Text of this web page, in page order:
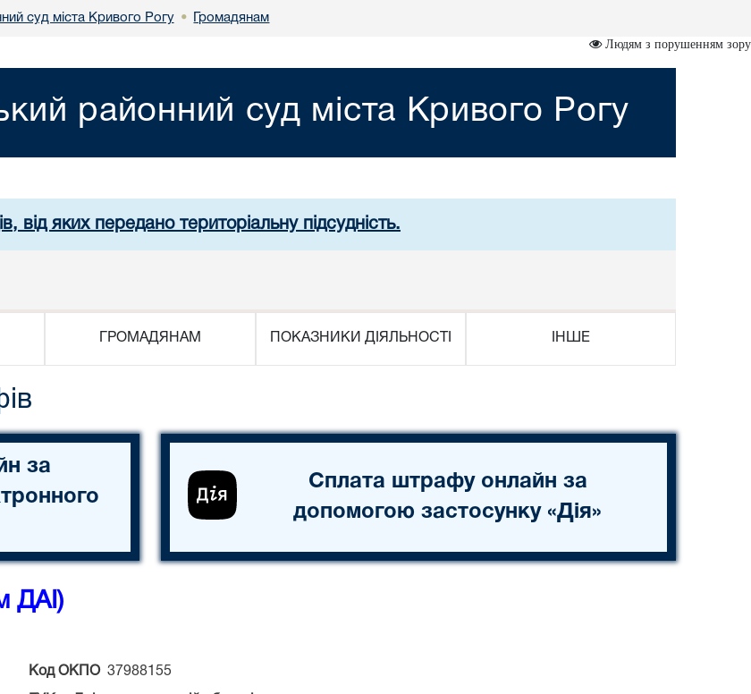
суд міста Кривого Рогу • Громадянам
Людям з порушенням зору
районний суд міста Кривого Рогу
від яких передано територіальну підсудність.
ГРОМАДЯНАМ ПОКАЗНИКИ ДІЯЛЬНОСТІ ІНШЕ
за
Сплата штрафу онлайн за
допомогою застосунку «Дія»
ДАІ)
Код ОКПО37988155